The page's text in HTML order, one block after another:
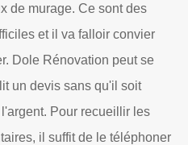
de murage. Ce sont des
et il va falloir convier
Dole Rénovation peut se
un devis sans qu'il soit
Pour recueillir les
il suffit de le téléphoner